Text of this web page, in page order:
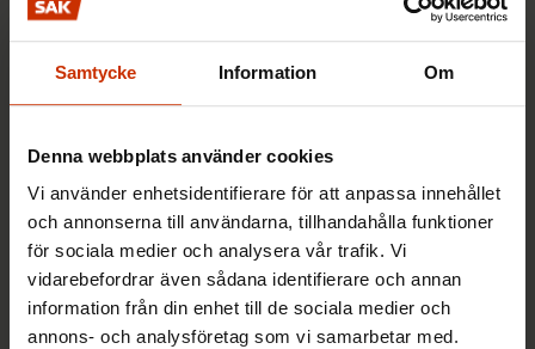
Samtycke Information Om
Denna webbplats använder cookies
Vi använder enhetsidentifierare för att anpassa innehållet
och annonserna till användarna, tillhandahålla funktioner
för sociala medier och analysera vår trafik. Vi
vidarebefordrar även sådana identifierare och annan
information från din enhet till de sociala medier och
annons- och analysföretag som vi samarbetar med.
NYHETSARTIKEL29.4.2026 8:37
Sommarjobbarinfo öppnar den 5 maj –
avgiftsfri rådgivning för sommarjobbare
hela sommaren